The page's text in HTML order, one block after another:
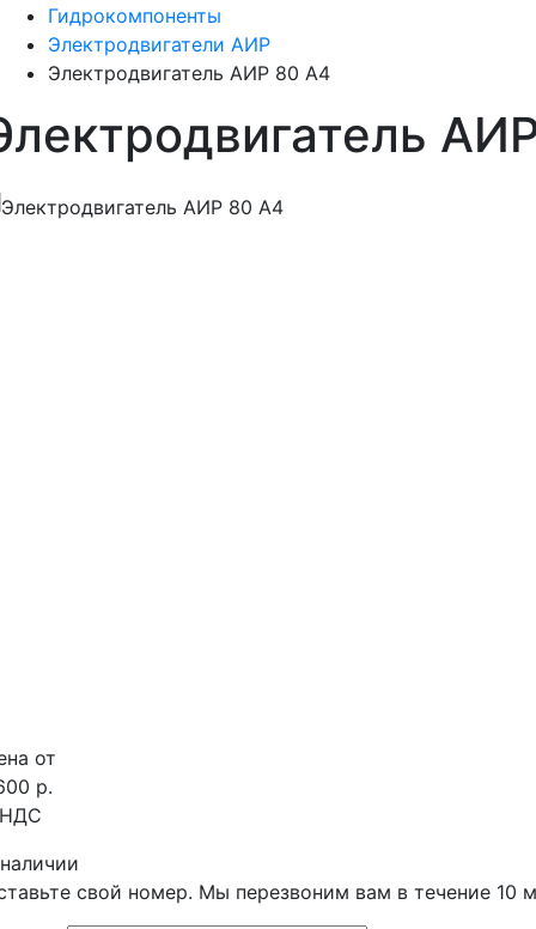
Гидрокомпоненты
Электродвигатели АИР
Электродвигатель АИР 80 A4
от
р.
свой номер. Мы перезвоним вам в течение 10